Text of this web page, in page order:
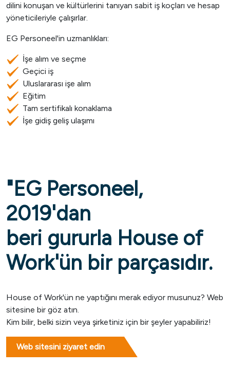
dilini konuşan ve kültürlerini tanıyan sabit iş koçları ve hesap
yöneticileriyle çalışırlar.
EG Personeel'in uzmanlıkları:
İşe alım ve seçme
Geçici iş
Uluslararası işe alım
Eğitim
Tam sertifikalı konaklama
İşe gidiş geliş ulaşımı
"EG Personeel,
2019'dan
beri gururla House of
Work'ün bir parçasıdır.
House of Work'ün ne yaptığını merak ediyor musunuz? Web
sitesine bir göz atın.
Kim bilir, belki sizin veya şirketiniz için bir şeyler yapabiliriz!
Web sitesini ziyaret edin